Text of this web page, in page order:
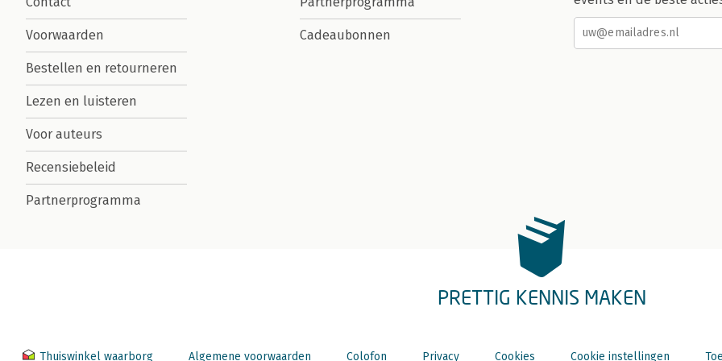
Voorwaarden
Bestellen en retourneren
Lezen en luisteren
Voor auteurs
Recensiebeleid
Partnerprogramma
Cadeaubonnen
PRETTIG KENNIS MAKEN
Thuiswinkel waarborg Algemene voorwaarden Colofon Privacy Cookies Cookie instellingen